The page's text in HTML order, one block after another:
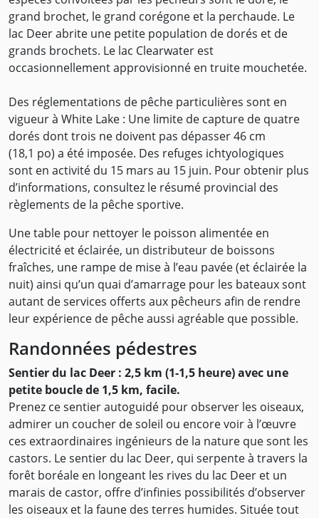
grand brochet, le grand corégone et la perchaude. Le
lac Deer abrite une petite population de dorés et de
grands brochets. Le lac Clearwater est
occasionnellement approvisionné en truite mouchetée.
Des réglementations de pêche particulières sont en
vigueur à White Lake : Une limite de capture de quatre
dorés dont trois ne doivent pas dépasser 46 cm
(18,1 po) a été imposée. Des refuges ichtyologiques
sont en activité du 15 mars au 15 juin. Pour obtenir plus
d’informations, consultez le résumé provincial des
règlements de la pêche sportive.
Une table pour nettoyer le poisson alimentée en
électricité et éclairée, un distributeur de boissons
fraîches, une rampe de mise à l’eau pavée (et éclairée la
nuit) ainsi qu’un quai d’amarrage pour les bateaux sont
autant de services offerts aux pêcheurs afin de rendre
leur expérience de pêche aussi agréable que possible.
Randonnées pédestres
Sentier du lac Deer : 2,5 km (1-1,5 heure) avec une
petite boucle de 1,5 km, facile.
Prenez ce sentier autoguidé pour observer les oiseaux,
admirer un coucher de soleil ou encore voir à l’œuvre
ces extraordinaires ingénieurs de la nature que sont les
castors. Le sentier du lac Deer, qui serpente à travers la
forêt boréale en longeant les rives du lac Deer et un
marais de castor, offre d’infinies possibilités d’observer
les oiseaux et la faune des terres humides. Située tout